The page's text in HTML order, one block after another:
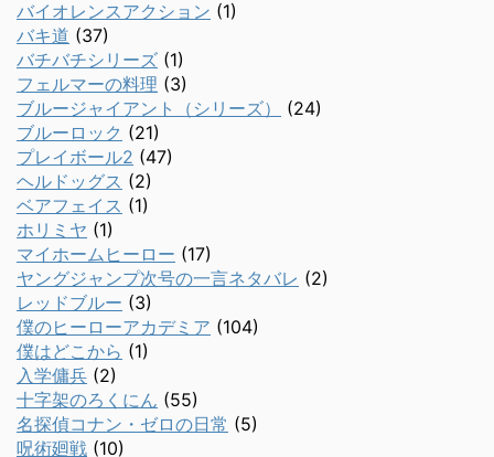
バイオレンスアクション (1)
バキ道 (37)
バチバチシリーズ (1)
フェルマーの料理 (3)
ブルージャイアント（シリーズ）
(24)
ブルーロック (21)
プレイボール2 (47)
ヘルドッグス (2)
ベアフェイス (1)
ホリミヤ (1)
マイホームヒーロー (17)
ヤングジャンプ次号の一言ネタバレ (2)
レッドブルー (3)
僕のヒーローアカデミア (104)
僕はどこから (1)
入学傭兵 (2)
十字架のろくにん (55)
名探偵コナン・ゼロの日常 (5)
呪術廻戦 (10)